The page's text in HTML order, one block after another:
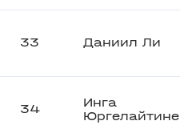
33 Даниил Ли
34
Инга
Юргелайтине